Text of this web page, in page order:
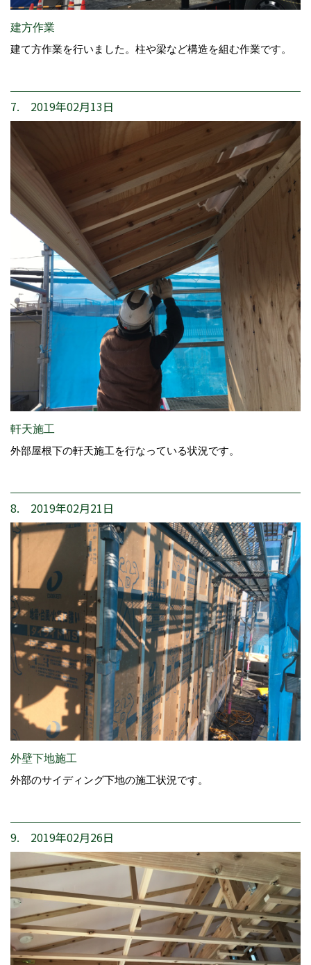
建方作業
建て方作業を行いました。柱や梁など構造を組む作業です。
7. 2019年02月13日
軒天施工
外部屋根下の軒天施工を行なっている状況です。
8. 2019年02月21日
外壁下地施工
外部のサイディング下地の施工状況です。
9. 2019年02月26日